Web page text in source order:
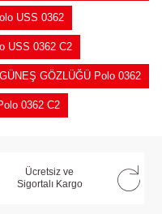
USS 0362
USS 0362 C2
GÜNEŞ GÖZLÜĞÜ Polo 0362
0362 C2
Ücretsiz ve
Sigortalı Kargo